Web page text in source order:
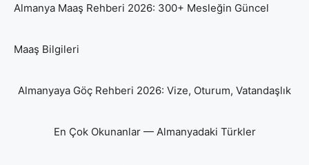
Almanya Maaş Rehberi 2026: 300+ Mesleğin Güncel
Maaş Bilgileri
Almanyaya Göç Rehberi 2026: Vize, Oturum, Vatandaşlık
En Çok Okunanlar — Almanyadaki Türkler